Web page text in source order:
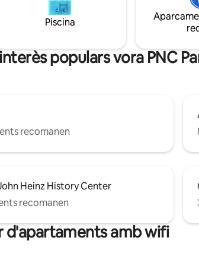
els
a
permís, però si no tens cotxe,
perfectament situat per anar a
alguns dels millors burgh que hi
Piscina
populars vora PNC
recomanen
Heinz History Center
recomanen
d'apartaments amb wifi